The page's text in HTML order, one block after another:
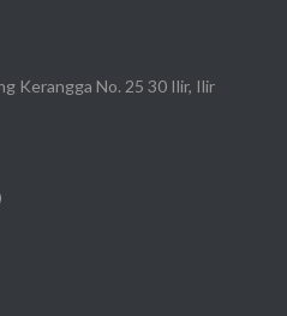
Kerangga No. 25 30 Ilir, Ilir